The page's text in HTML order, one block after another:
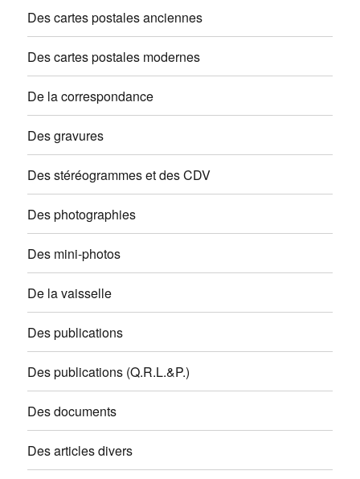
Des cartes postales anciennes
Des cartes postales modernes
De la correspondance
Des gravures
Des stéréogrammes et des CDV
Des photographies
Des mini-photos
De la vaisselle
Des publications
Des publications (Q.R.L.&P.)
Des documents
Des articles divers